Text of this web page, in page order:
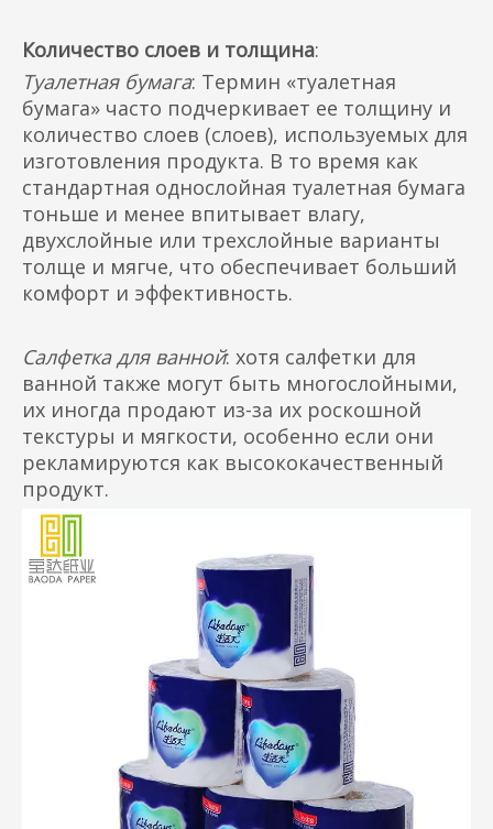
Количество слоев и толщина:
Туалетная бумага: Термин «туалетная
бумага» часто подчеркивает ее толщину и
количество слоев (слоев), используемых для
изготовления продукта. В то время как
стандартная однослойная туалетная бумага
тоньше и менее впитывает влагу,
двухслойные или трехслойные варианты
толще и мягче, что обеспечивает больший
комфорт и эффективность.
Салфетка для ванной: хотя салфетки для
ванной также могут быть многослойными,
их иногда продают из-за их роскошной
текстуры и мягкости, особенно если они
рекламируются как высококачественный
продукт.